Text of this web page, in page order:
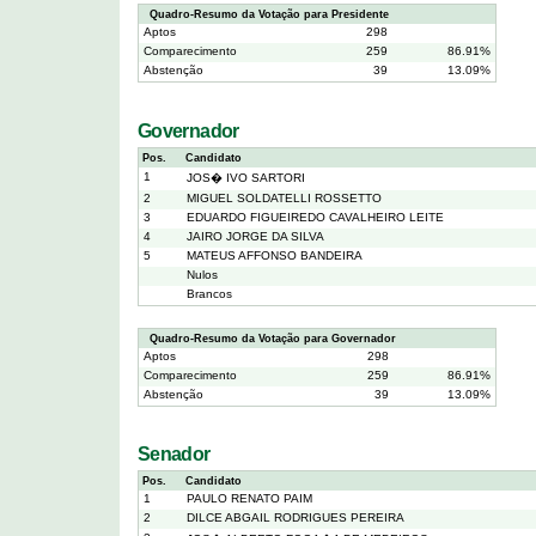
Quadro-Resumo da Votação para Presidente
Aptos
298
Comparecimento
259
86.91%
Abstenção
39 13.09%
Governador
Pos. Candidato
1
JOS� IVO SARTORI
2
MIGUEL SOLDATELLI ROSSETTO
3
EDUARDO FIGUEIREDO CAVALHEIRO LEITE
4
JAIRO JORGE DA SILVA
5
MATEUS AFFONSO BANDEIRA
Nulos
Brancos
Quadro-Resumo da Votação para Governador
Aptos
298
Comparecimento
259
86.91%
Abstenção
39 13.09%
Senador
Pos. Candidato
1
PAULO RENATO PAIM
2
DILCE ABGAIL RODRIGUES PEREIRA